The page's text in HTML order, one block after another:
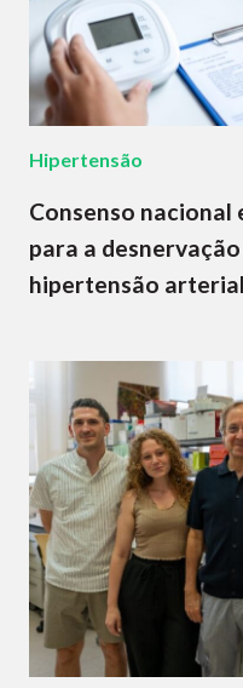
Hipertensão
Consenso
para a
hipertensão arterial